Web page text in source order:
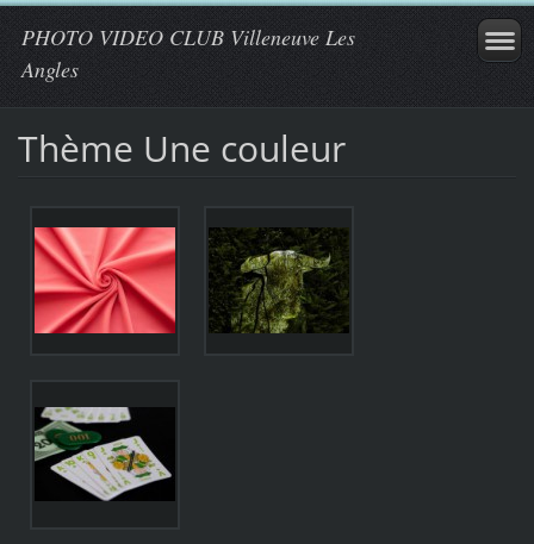
PHOTO VIDEO CLUB Villeneuve Les
Angles
Thème Une couleur